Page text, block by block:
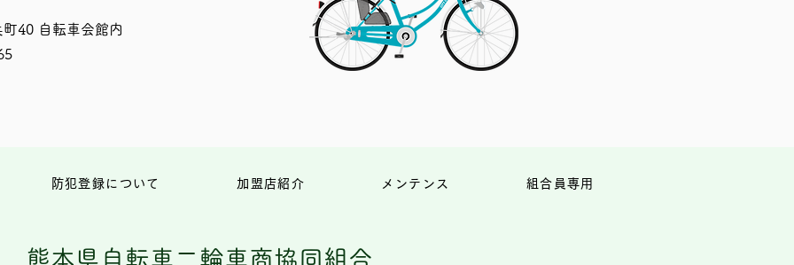
40 自転車会館内
防犯登録について 加盟店紹介 メンテンス 組合員専用
熊本県自転車二輪車商協同組合